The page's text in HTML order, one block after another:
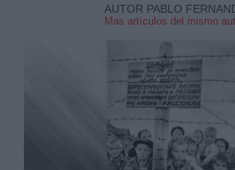
AUTOR PABLO
Mas artículos del mismo
link